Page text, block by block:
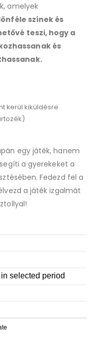
amelyek
színek és
teszi, hogy a
és
kerül kiküldésre
egy játék, hanem
a gyerekeket a
Fedezd fel a
a játék izgalmát